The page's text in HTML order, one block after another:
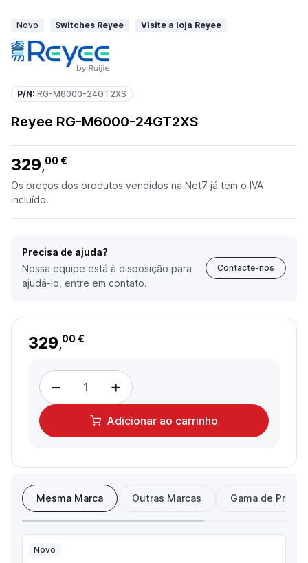
Novo Switches Reyee Visite a loja Reyee
P/N: RG-M6000-24GT2XS
Reyee RG-M6000-24GT2XS
329,00 €
Os preços dos produtos vendidos na Net7 já tem o IVA
incluído.
Precisa de ajuda?
Nossa equipe está à disposição para
ajudá-lo, entre em contato.
Contacte-nos
329,00 €
− +
Adicionar ao carrinho
Mesma Marca Outras Marcas Gama de Preço
Novo